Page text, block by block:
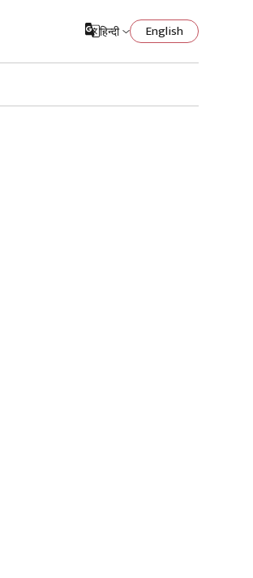
हिन्दी English